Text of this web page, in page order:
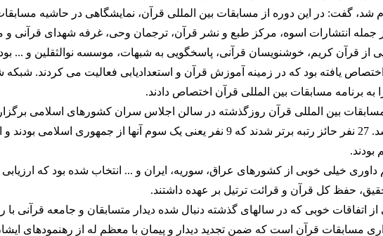
شد، گفت: در این دوره از مسابقات بین المللی قرآن، نمایشگاهی در حاشیه
انتشارات اسوه، مرکز طبع و نشر قرآن، ترجمان وحی، غرفه شهدای قرآنی و
از قرآن کریم، خوشنویسان قرآنی، پاسخگویی به شبهات، موسسه نوالثقلین و ...
یافته بود که در زمینه آموزش قرآن و استعدادیابی فعالیت می کردند. شبکه
برنامه مسابقات بین المللی قرآن اختصاص دادند.
بین المللی قرآن روزگذشته در سالن اجلاس سران کشورهای اسلامی
داوری خیلی خوبی از کشورهای عراق، سوریه، ایران و ... انتخاب شده بود که
حفظ کل قرآن و قرائت ترتیل بر عهده داشتند.
اتفاقات خوبی که در سالهای گذشته دنبال شده دیدار متسابقان و جامعه قرآنی با
مسابقات قرآن است که ضمن تجدید دیدار و پیمان با معظم له از رهنمودهای